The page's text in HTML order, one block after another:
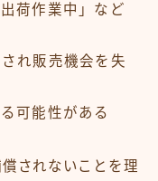
荷作業中」など
れ販売機会を失
可能性がある
されないことを理